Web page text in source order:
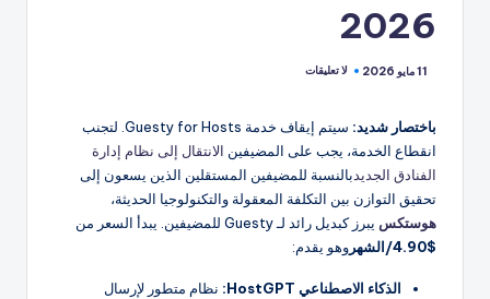
2026
11 مايو 2026 لا تعليقات
باختصار شديد:
سيتم إيقاف خدمة Guesty for Hosts. لتجنب
انقطاع الخدمة، يجب على المضيفين الانتقال إلى نظام إدارة
الفنادق الجديدبالنسبة للمضيفين المستقلين الذين يسعون إلى
تحقيق التوازن بين التكلفة المعقولة والتكنولوجيا الحديثة،
هوستكس يبرز كبديل رائد لـ Guesty للمضيفين. يبدأ السعر من
$4.90/الشهر
وهو يقدم:
الذكاء الاصطناعي HostGPT:
نظام متطور لإرسال